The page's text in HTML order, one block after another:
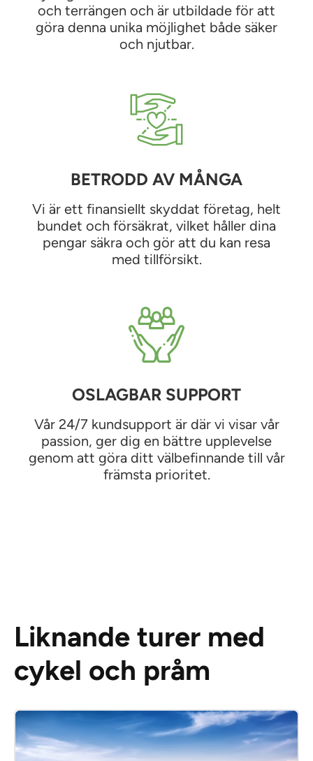
och terrängen och är utbildade för att
göra denna unika möjlighet både säker
och njutbar.
BETRODD AV MÅNGA
Vi är ett finansiellt skyddat företag, helt
bundet och försäkrat, vilket håller dina
pengar säkra och gör att du kan resa
med tillförsikt.
OSLAGBAR SUPPORT
Vår 24/7 kundsupport är där vi visar vår
passion, ger dig en bättre upplevelse
genom att göra ditt välbefinnande till vår
främsta prioritet.
Liknande turer med
cykel och pråm